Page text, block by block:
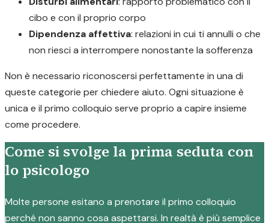
cibo e con il proprio corpo
Dipendenza affettiva: relazioni in cui ti annulli o che
non riesci a interrompere nonostante la sofferenza
Non è necessario riconoscersi perfettamente in una di
queste categorie per chiedere aiuto. Ogni situazione è
unica e il primo colloquio serve proprio a capire insieme
come procedere.
Come si svolge la prima seduta con
lo psicologo
Molte persone esitano a prenotare il primo colloquio
perché non sanno cosa aspettarsi. In realtà è più semplice